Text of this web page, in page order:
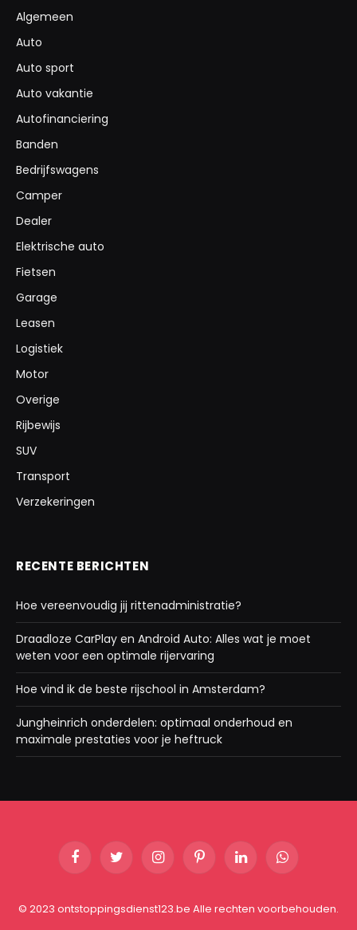
Algemeen
Auto
Auto sport
Auto vakantie
Autofinanciering
Banden
Bedrijfswagens
Camper
Dealer
Elektrische auto
Fietsen
Garage
Leasen
Logistiek
Motor
Overige
Rijbewijs
SUV
Transport
Verzekeringen
RECENTE BERICHTEN
Hoe vereenvoudig jij rittenadministratie?
Draadloze CarPlay en Android Auto: Alles wat je moet
weten voor een optimale rijervaring
Hoe vind ik de beste rijschool in Amsterdam?
Jungheinrich onderdelen: optimaal onderhoud en
maximale prestaties voor je heftruck
FacebookTwitter InstagramPinterestLinkedInWhatsApp
© 2023 ontstoppingsdienst123.be Alle rechten voorbehouden.